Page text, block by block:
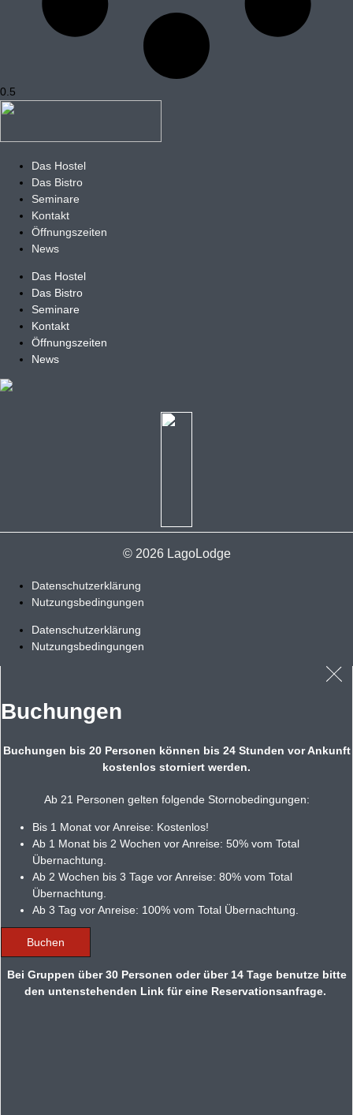
Das Hostel
Das Bistro
Seminare
Kontakt
Öffnungszeiten
News
Das Hostel
Das Bistro
Seminare
Kontakt
Öffnungszeiten
News
© 2026 LagoLodge
Datenschutzerklärung
Nutzungsbedingungen
Datenschutzerklärung
Nutzungsbedingungen
Buchungen
Buchungen bis 20 Personen können bis 24 Stunden vor Ankunft
kostenlos storniert werden.
Ab 21 Personen gelten folgende Stornobedingungen:
Bis 1 Monat vor Anreise: Kostenlos!
Ab 1 Monat bis 2 Wochen vor Anreise: 50% vom Total
Übernachtung.
Ab 2 Wochen bis 3 Tage vor Anreise: 80% vom Total
Übernachtung.
Ab 3 Tag vor Anreise: 100% vom Total Übernachtung.
Buchen
Bei Gruppen über 30 Personen oder über 14 Tage benutze bitte
den untenstehenden Link für eine Reservationsanfrage.